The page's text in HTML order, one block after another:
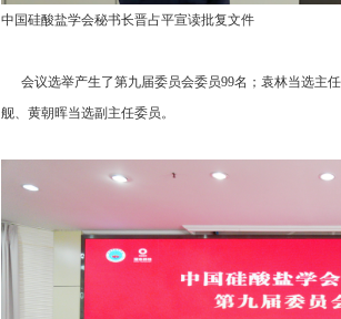
中国硅酸盐学会秘书长晋占平宣读批复文件
会议选举产生了第九届委员会委员99名；袁林当选主
舰、黄朝晖当选副主任委员。